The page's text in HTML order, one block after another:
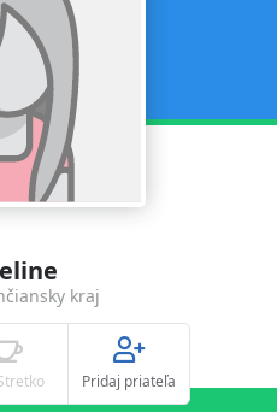
kraj
Pridaj priateľa